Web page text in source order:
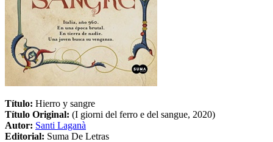
Título: Hierro y sangre
Título Original: (I giorni del ferro e del sangue, 2020)
Autor: Santi Laganà
Editorial: Suma De Letras